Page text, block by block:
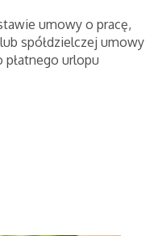
umowy o pracę,
spółdzielczej umowy
urlopu